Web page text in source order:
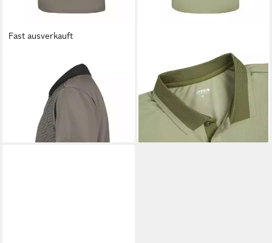
Fast ausverkauft
Poloshirt Icepeak
Polo shirt Bronson
ab 26,99 € UVP 29,99 €
Poloshirt Icepeak
Polo shirt Bexley
ab 22,99 €